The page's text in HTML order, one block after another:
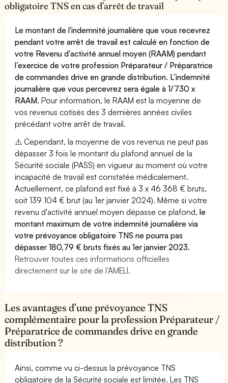
obligatoire TNS en cas d’arrêt de travail
Le montant de l'indemnité journalière que vous recevrez
pendant votre arrêt de travail est calculé en fonction de
votre Revenu d'activité annuel moyen (RAAM) pendant
l’exercice de votre profession Préparateur / Préparatrice
de commandes drive en grande distribution. L’indemnité
journalière que vous percevrez sera égale à 1/730 x
RAAM. Pour information, le RAAM est la moyenne de
vos revenus cotisés des 3 dernières années civiles
précédant votre arrêt de travail.
⚠️ Cependant, la moyenne de vos revenus ne peut pas
dépasser 3 fois le montant du plafond annuel de la
Sécurité sociale (PASS) en vigueur au moment où votre
incapacité de travail est constatée médicalement.
Actuellement, ce plafond est fixé à 3 x 46 368 € bruts,
soit 139 104 € brut (au 1er janvier 2024). Même si votre
revenu d'activité annuel moyen dépasse ce plafond,le
montant maximum de votre indemnité journalière via
votre prévoyance obligatoire TNS ne pourra pas
dépasser 180,79 € bruts fixés au 1er janvier 2023.
Retrouver toutes ces informations officielles
directement sur le site de l’AMELI.
Les avantages d’une prévoyance TNS
complémentaire pour la profession Préparateur /
Préparatrice de commandes drive en grande
distribution ?
Ainsi, comme vu ci-dessus la prévoyance TNS
obligatoire de la Sécurité sociale est limitée. Les TNS